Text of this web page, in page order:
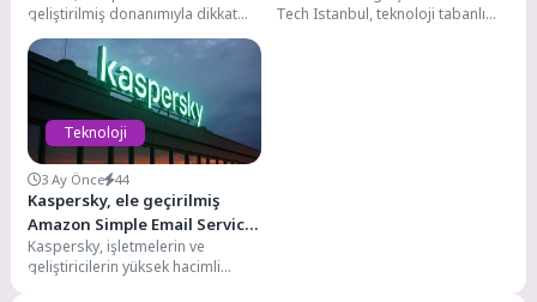
geliştirilmiş donanımıyla dikkat
çeken REDMI Pad 2 (9.7 inç)
modelini Türkiye’de...
Tech Istanbul, teknoloji tabanlı
Teknoloji
3 Ay Önce 44
Kaspersky, ele geçirilmiş
Amazon Simple Email Service
hesapları üzerinden
gerçekleştirilen oltalama
Kaspersky, işletmelerin ve
geliştiricilerin yüksek hacimli